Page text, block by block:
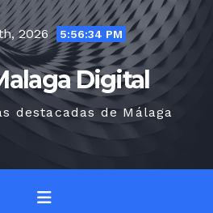
2026 5:56:35 PM
Digital
destacadas de Málaga